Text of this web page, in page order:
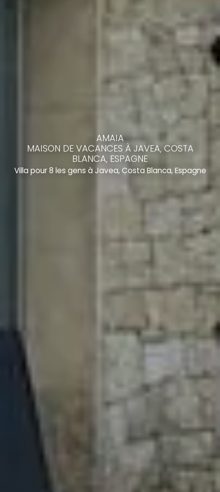
AMAIA
MAISON DE VACANCES À JAVEA, COSTA
BLANCA, ESPAGNE
Villa pour 8 les gens à Javea, Costa Blanca, Espagne